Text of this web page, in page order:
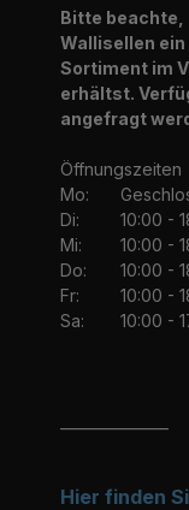
Bitte beachte,
Wallisellen
Sortiment im
erhältst.
angefragt
Öffnungszeiten
Mo:
Di:
10:00 -
Mi:
10:00 -
Do:
10:00 -
Fr:
10:00 -
Sa:
10:00 -
Hier finden